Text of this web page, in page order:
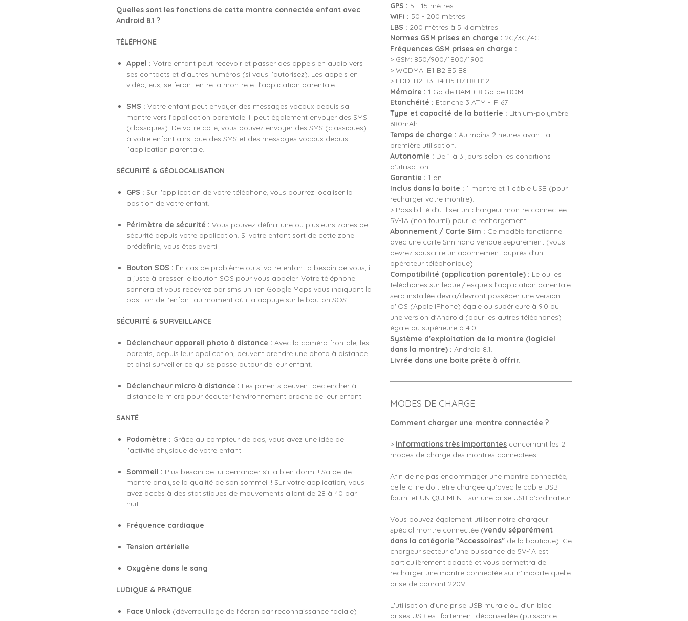
Quelles sont les fonctions de cette montre connectée enfant avec
Android 8.1 ?
TÉLÉPHONE
Appel : Votre enfant peut recevoir et passer des appels en audio vers
ses contacts et d’autres numéros (si vous l’autorisez). Les appels en
vidéo, eux, se feront entre la montre et l’application parentale.
SMS : Votre enfant peut envoyer des messages vocaux depuis sa
montre vers l’application parentale. Il peut également envoyer des SMS
(classiques). De votre côté, vous pouvez envoyer des SMS (classiques)
à votre enfant ainsi que des SMS et des messages vocaux depuis
l’application parentale.
SÉCURITÉ & GÉOLOCALISATION
GPS : Sur l'application de votre téléphone, vous pourrez localiser la
position de votre enfant.
Périmètre de sécurité : Vous pouvez définir une ou plusieurs zones de
sécurité depuis votre application. Si votre enfant sort de cette zone
prédéfinie, vous êtes averti.
Bouton SOS : En cas de problème ou si votre enfant a besoin de vous, il
a juste à presser le bouton SOS pour vous appeler. Votre téléphone
sonnera et vous recevrez par sms un lien Google Maps vous indiquant la
position de l'enfant au moment où il a appuyé sur le bouton SOS.
SÉCURITÉ & SURVEILLANCE
Déclencheur appareil photo à distance : Avec la caméra frontale, les
parents, depuis leur application, peuvent prendre une photo à distance
et ainsi surveiller ce qui se passe autour de leur enfant.
Déclencheur micro à distance : Les parents peuvent déclencher à
distance le micro pour écouter l'environnement proche de leur enfant.
SANTÉ
Podomètre : Grâce au compteur de pas, vous avez une idée de
l'activité physique de votre enfant.
Sommeil : Plus besoin de lui demander s'il a bien dormi ! Sa petite
montre analyse la qualité de son sommeil ! Sur votre application, vous
avez accès à des statistiques de mouvements allant de 28 à 40 par
nuit.
Fréquence cardiaque
Tension artérielle
Oxygène dans le sang
LUDIQUE & PRATIQUE
Face Unlock (déverrouillage de l'écran par reconnaissance faciale)
GPS : 5 - 15 mètres.
WiFi : 50 - 200 mètres.
LBS : 200 mètres à 5 kilomètres.
Normes GSM prises en charge : 2G/3G/4G
Fréquences GSM prises en charge :
> GSM: 850/900/1800/1900
> WCDMA: B1 B2 B5 B8
> FDD: B2 B3 B4 B5 B7 B8 B12
Mémoire : 1 Go de RAM + 8 Go de ROM
Etanchéité : Etanche 3 ATM - IP 67.
Type et capacité de la batterie : Lithium-polymère
680mAh.
Temps de charge : Au moins 2 heures avant la
première utilisation.
Autonomie : De 1 à 3 jours selon les conditions
d'utilisation.
Garantie : 1 an.
Inclus dans la boite : 1 montre et 1 câble USB (pour
recharger votre montre).
> Possibilité d'utiliser un chargeur montre connectée
5V-1A (non fourni) pour le rechargement.
Abonnement / Carte Sim : Ce modèle fonctionne
avec une carte Sim nano vendue séparément (vous
devrez souscrire un abonnement auprès d'un
opérateur téléphonique).
Compatibilité (application parentale) : Le ou les
téléphones sur lequel/lesquels l'application parentale
sera installée devra/devront posséder une version
d'IOS (Apple IPhone) égale ou supérieure à 9.0 ou
une version d'Android (pour les autres téléphones)
égale ou supérieure à 4.0.
Système d'exploitation de la montre (logiciel
dans la montre) : Android 8.1.
Livrée dans une boite prête à offrir.
MODES DE CHARGE
Comment charger une montre connectée ?
> Informations très importantes concernant les 2
modes de charge des montres connectées :
Afin de ne pas endommager une montre connectée,
celle-ci ne doit être chargée qu'avec le câble USB
fourni et UNIQUEMENT sur une prise USB d'ordinateur.
Vous pouvez également utiliser notre chargeur
spécial montre connectée (vendu séparément
dans la catégorie "Accessoires" de la boutique). Ce
chargeur secteur d'une puissance de 5V-1A est
particulièrement adapté et vous permettra de
recharger une montre connectée sur n’importe quelle
prise de courant 220V.
L'utilisation d’une prise USB murale ou d’un bloc
prises USB est fortement déconseillée (puissance